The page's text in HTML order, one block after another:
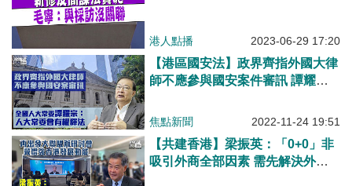
港人點播 2023-06-29 17:20
【港區國安法】政界齊指外國大律
師不應參與國安案件審訊 譚耀
山：外國律師如未能充分理解國安
起「政治尷尬」
焦點新聞 2022-11-24 19:51
【共建香港】梁振英：「0+0」非
吸引外商全部因素 需先解決外企